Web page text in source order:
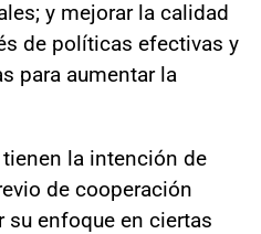
y mejorar la calidad
de políticas efectivas y
para aumentar la
la intención de
de cooperación
enfoque en ciertas